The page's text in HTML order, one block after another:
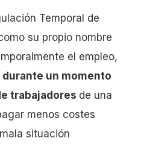
Temporal de
su propio nombre
el empleo,
un momento
trabajadores de una
menos costes
situación